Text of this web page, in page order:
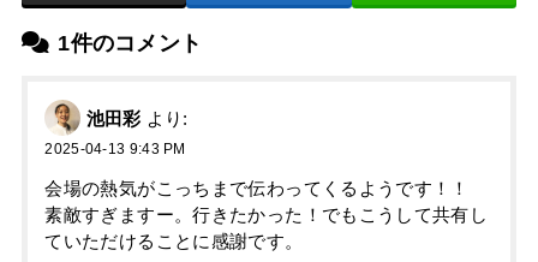
1件のコメント
池田彩 より:
2025-04-13 9:43 PM
会場の熱気がこっちまで伝わってくるようです！！
素敵すぎますー。行きたかった！でもこうして共有し
ていただけることに感謝です。